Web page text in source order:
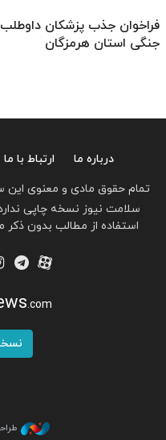
فراخوان جذب پزشکان داوطلب
جنگی استان هرمزگان
درباره ما ارتباط با ما
تمام حقوق مادی و معنوی
سلامت نیوز نسخه چاپی
استفاده از مطالب بدون ذکر
.com